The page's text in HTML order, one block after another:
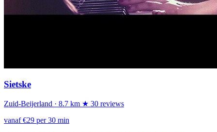
Sietske
Zuid-Beijerland · 8.7 km ★ 30 reviews
vanaf €29 per 30 min